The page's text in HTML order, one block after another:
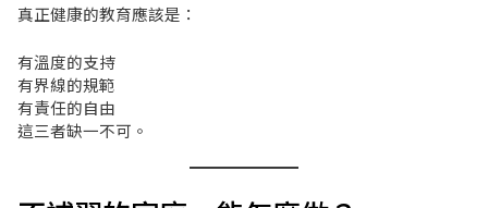
真正健康的教育應該是：
有溫度的支持
有界線的規範
有責任的自由
這三者缺一不可。